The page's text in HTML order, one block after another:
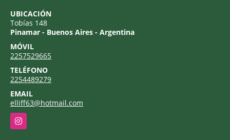
UBICACIÓN
Tobías 148
Pinamar - Buenos Aires - Argentina
MÓVIL
2257529665
TELÉFONO
2254489279
EMAIL
elliff63@hotmail.com
Instagram